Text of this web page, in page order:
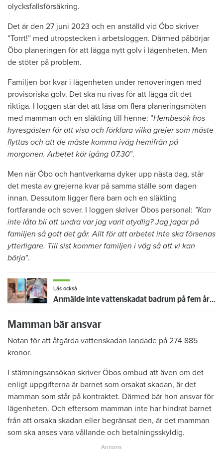
olycksfallsförsäkring.
Det är den 27 juni 2023 och en anställd vid Öbo skriver
”Torrt!” med utropstecken i arbetsloggen. Därmed påbörjar
Öbo planeringen för att lägga nytt golv i lägenheten. Men
de stöter på problem.
Familjen bor kvar i lägenheten under renoveringen med
provisoriska golv. Det ska nu rivas för att lägga dit det
riktiga. I loggen står det att läsa om flera planeringsmöten
med mamman och en släkting till henne: ”Hembesök hos
hyresgästen för att visa och förklara vilka grejer som måste
flyttas och att de måste komma iväg hemifrån på
morgonen. Arbetet kör igång 07.30”.
Men när Öbo och hantverkarna dyker upp nästa dag, står
det mesta av grejerna kvar på samma ställe som dagen
innan. Dessutom ligger flera barn och en släkting
fortfarande och sover. I loggen skriver Öbos personal: ”Kan
inte låta bli att undra var jag varit otydlig? Jag jagar på
familjen så gott det går. Allt för att arbetet inte ska försenas
ytterligare. Till sist kommer familjen i väg så att vi kan
börja”.
Läs också
Anmälde inte vattenskadat badrum på fem år – krävs på 125 000 kronor
Mamman bär ansvar
Notan för att åtgärda vattenskadan landade på 274 885
kronor.
I stämningsansökan skriver Öbos ombud att även om det
enligt uppgifterna är barnet som orsakat skadan, är det
mamman som står på kontraktet. Därmed bär hon ansvar för
lägenheten. Och eftersom mamman inte har hindrat barnet
från att orsaka skadan eller begränsat den, är det mamman
som ska anses vara vållande och betalningsskyldig.